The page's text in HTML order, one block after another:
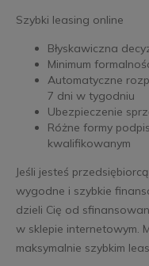
Szybki leasing online
Błyskawiczna
Minimum
Automatyczne
7 dni w tygodniu
Ubezpieczenie
Różne formy
kwalifikowanym
Jeśli jesteś
wygodne i szybkie
dzieli Cię od
w sklepie internetowym.
maksymalnie szybkim